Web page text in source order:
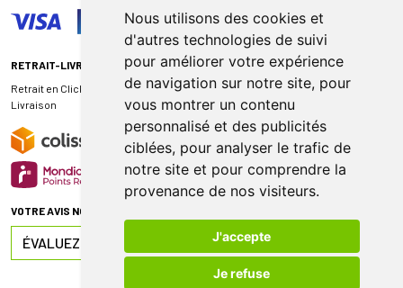
Nous utilisons des cookies et
d'autres technologies de suivi
pour améliorer votre expérience
de navigation sur notre site, pour
vous montrer un contenu
personnalisé et des publicités
ciblées, pour analyser le trafic de
notre site et pour comprendre la
provenance de nos visiteurs.
J'accepte
Je refuse
RETRAIT-LIVRAISON
Retrait en Click & Collect
Livraison
VOTRE AVIS NOUS INTÉRESSE
ÉVALUEZ-NOUS SUR